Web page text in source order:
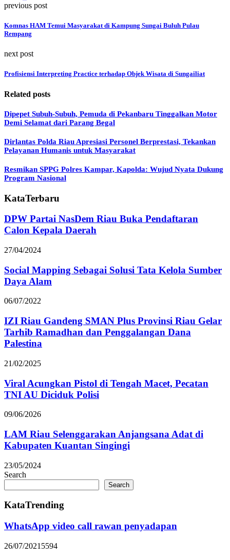
previous post
Komnas HAM Temui Masyarakat di Kampung Sungai Buluh Pulau
Rempang
next post
Profisiensi Interpreting Practice terhadap Objek Wisata di Sungailiat
Related posts
Dipepet Subuh-Subuh, Pemuda di Pekanbaru Tinggalkan Motor
Demi Selamat dari Parang Begal
Dirlantas Polda Riau Apresiasi Personel Berprestasi, Tekankan
Pelayanan Humanis untuk Masyarakat
Resmikan SPPG Polres Kampar, Kapolda: Wujud Nyata Dukung
Program Nasional
KataTerbaru
DPW Partai NasDem Riau Buka Pendaftaran
Calon Kepala Daerah
27/04/2024
Social Mapping Sebagai Solusi Tata Kelola Sumber
Daya Alam
06/07/2022
IZI Riau Gandeng SMAN Plus Provinsi Riau Gelar
Tarhib Ramadhan dan Penggalangan Dana
Palestina
21/02/2025
Viral Acungkan Pistol di Tengah Macet, Pecatan
TNI AU Diciduk Polisi
09/06/2026
LAM Riau Selenggarakan Anjangsana Adat di
Kabupaten Kuantan Singingi
23/05/2024
Search
Search
KataTrending
WhatsApp video call rawan penyadapan
26/07/2021 5594